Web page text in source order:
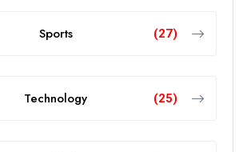
Sports (27)
Technology (25)